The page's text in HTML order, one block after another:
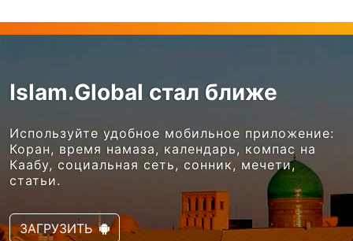
Islam.Global стал ближе
Используйте удобное мобильное приложение:
Коран, время намаза, календарь, компас на
Каабу, социальная сеть, сонник, мечети,
статьи.
ЗАГРУЗИТЬ